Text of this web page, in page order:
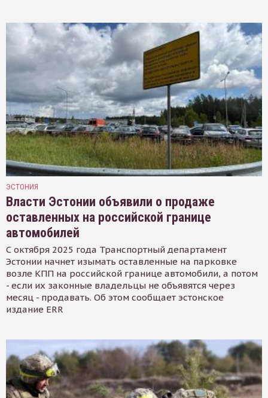
ЭСТОНИЯ
Власти Эстонии объявили о продаже
оставленных на российской границе
автомобилей
С октября 2025 года Транспортный департамент
Эстонии начнет изымать оставленные на парковке
возле КПП на российской границе автомобили, а потом
- если их законные владельцы не объявятся через
месяц - продавать. Об этом сообщает эстонское
издание ERR